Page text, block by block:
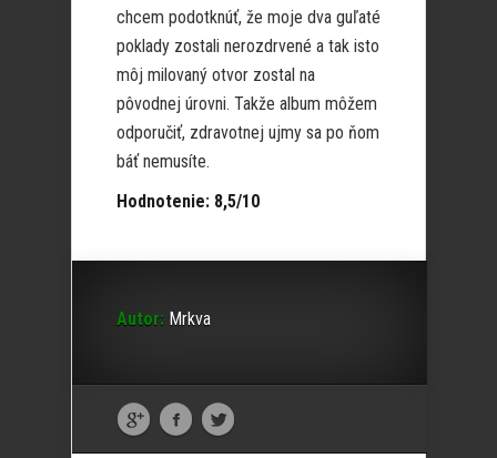
chcem podotknúť, že moje dva guľaté
poklady zostali nerozdrvené a tak isto
môj milovaný otvor zostal na
pôvodnej úrovni. Takže album môžem
odporučiť, zdravotnej ujmy sa po ňom
báť nemusíte.
Hodnotenie: 8,5/10
Autor: Mrkva